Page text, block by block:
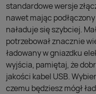
standardowe wersje
nawet mając
naładuje się szybciej.
potrzebował znacznie
ładowany w gniazdku
wyjścia, pamiętaj, że
jakości kabel USB.
czemu będziesz mógł